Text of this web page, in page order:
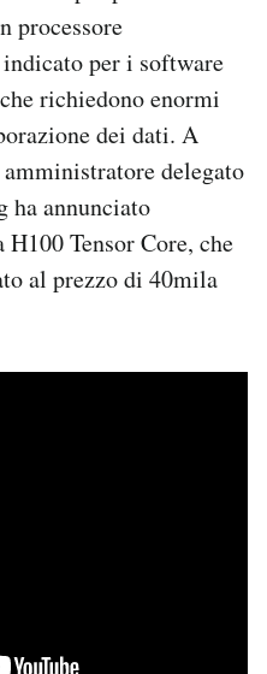
processore
per i software
richiedono enormi
dei dati. A
delegato
ha annunciato
Tensor Core, che
al prezzo di 40mila